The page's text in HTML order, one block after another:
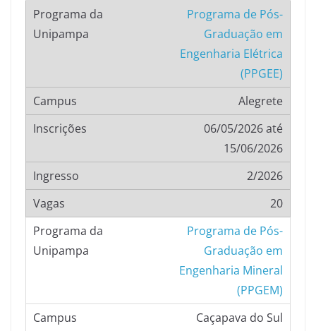
Programa de Pós-
Graduação em
Engenharia Elétrica
(PPGEE)
Alegrete
06/05/2026 até
15/06/2026
2/2026
20
Programa de Pós-
Graduação em
Engenharia Mineral
(PPGEM)
Caçapava do Sul